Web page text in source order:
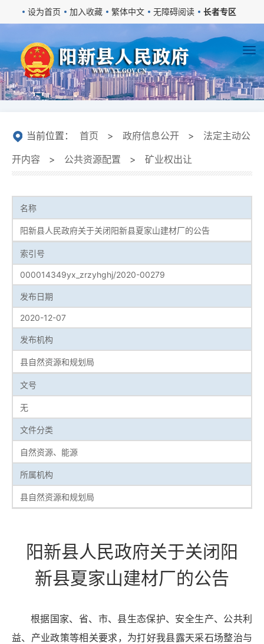
设为首页 加入收藏 繁体中文 无障碍阅读 长者专区
当前位置： 首页 > 政府信息公开 >
法定主动公
开内容
> 公共资源配置 > 矿业权出让
名称
阳新县人民政府关于关闭阳新县夏家山建材厂的公告
索引号
000014349yx_zrzyhghj/2020-00279
发布日期
2020-12-07
发布机构
县自然资源和规划局
文号
无
文件分类
自然资源、能源
所属机构
县自然资源和规划局
阳新县人民政府关于关闭阳
新县夏家山建材厂的公告
根据国家、省、市、县生态保护、安全生产、公共利
益、产业政策等相关要求，为打好我县露天采石场整治与